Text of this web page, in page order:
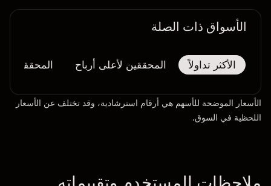
الأسواق ذات الصلة
الأكثر تداولاً المحققين لأعلى أرباح المحققين
الأسعار الموضحة للأسهم هي أرقام استرشادية، وقد تختلف عن الأسعار
اللحظية في السوق.